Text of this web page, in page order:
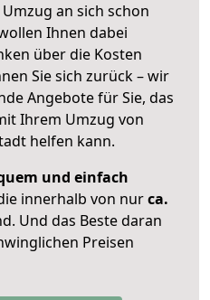
an sich schon
Ihnen dabei
über die Kosten
Sie sich zurück – wir
Angebote für Sie, das
Ihrem Umzug von
helfen kann.
und einfach
innerhalb von nurca.
Und das Beste daran
Preisen